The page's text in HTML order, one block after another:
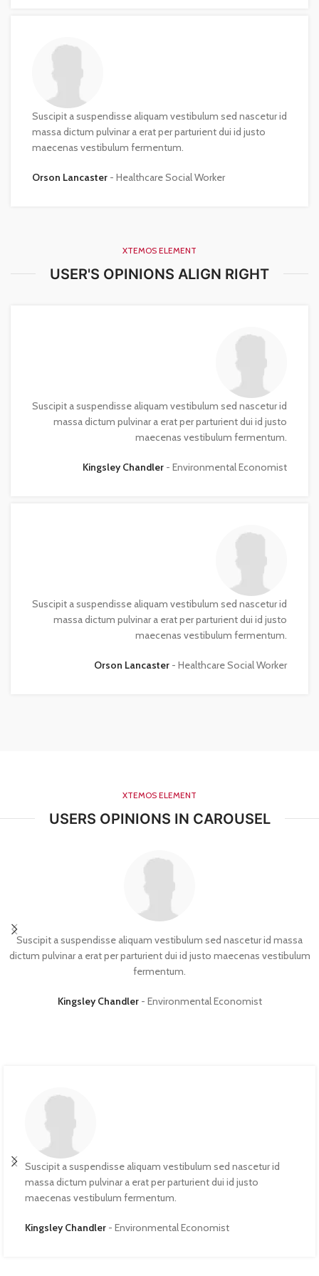
Suscipit a suspendisse aliquam vestibulum sed nascetur id
massa dictum pulvinar a erat per parturient dui id justo
maecenas vestibulum fermentum.
Orson Lancaster Healthcare Social Worker
XTEMOS ELEMENT
USER'S OPINIONS ALIGN RIGHT
Suscipit a suspendisse aliquam vestibulum sed nascetur id
massa dictum pulvinar a erat per parturient dui id justo
maecenas vestibulum fermentum.
Kingsley Chandler Environmental Economist
Suscipit a suspendisse aliquam vestibulum sed nascetur id
massa dictum pulvinar a erat per parturient dui id justo
maecenas vestibulum fermentum.
Orson Lancaster Healthcare Social Worker
XTEMOS ELEMENT
USERS OPINIONS IN CAROUSEL
Suscipit a suspendisse aliquam vestibulum sed nascetur id massa
dictum pulvinar a erat per parturient dui id justo maecenas vestibulum
fermentum.
Kingsley Chandler Environmental Economist
Suscipit a suspendisse aliquam vestibulum sed nascetur id
massa dictum pulvinar a erat per parturient dui id justo
maecenas vestibulum fermentum.
Kingsley Chandler Environmental Economist